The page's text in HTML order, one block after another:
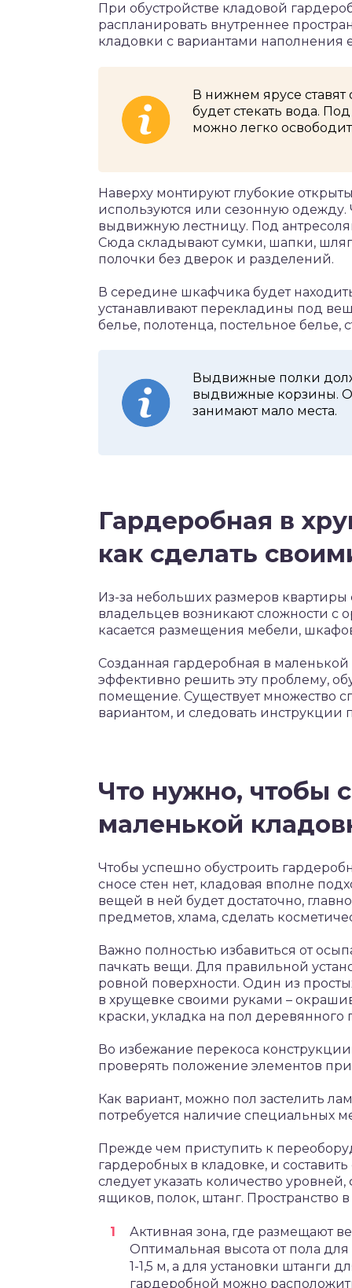
При обустройстве кладовой
распланировать внутреннее
кладовки с вариантами наполнения
В нижнем ярусе
будет стекать вода.
можно легко
Наверху монтируют глубокие
используются или сезонную одежду.
выдвижную лестницу. Под
Сюда складывают сумки, шапки,
полочки без дверок и разделений.
В середине шкафчика будет
устанавливают перекладины под
белье, полотенца, постельное
Выдвижные полки
выдвижные корзины.
занимают мало места.
Гардеробная в
как сделать
Из-за небольших размеров
владельцев возникают сложности с
касается размещения мебели,
Созданная гардеробная в
эффективно решить эту проблему,
помещение. Существует множество
вариантом, и следовать инструкции
Что нужно, чтобы
маленькой
Чтобы успешно обустроить
сносе стен нет, кладовая вполне
вещей в ней будет достаточно,
предметов, хлама, сделать
Важно полностью избавиться от
пачкать вещи. Для правильной
ровной поверхности. Один из
в хрущевке своими руками –
краски, укладка на пол деревянного
Во избежание перекоса конструкции
проверять положение элементов
Как вариант, можно пол застелить
потребуется наличие специальных
Прежде чем приступить к
гардеробных в кладовке, и
следует указать количество
ящиков, полок, штанг. Пространство
Активная зона, где размещают
Оптимальная высота от пола
1-1,5 м, а для установки штанги
гардеробной можно